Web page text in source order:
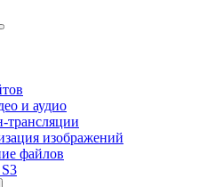
и аудио
трансляции
изображений
файлов